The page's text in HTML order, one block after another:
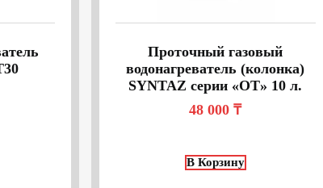
Проточный газовый
водонагреватель (колонка)
SYNTAZ серии «OT» 10 л.
48 000₸
В Корзину